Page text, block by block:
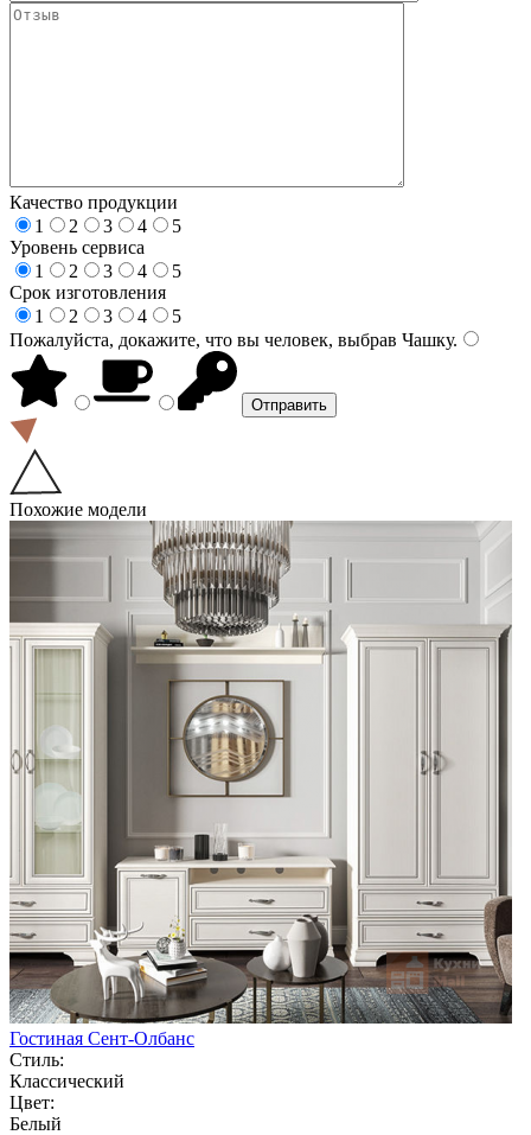
Качество продукции
1
2 3 4
5
Уровень сервиса
1
2 3 4
5
Срок изготовления
1
2 3 4
5
Пожалуйста, докажите, что вы человек, выбрав Чашку.
Похожие модели
Гостиная Сент-Олбанс
Стиль:
Классический
Цвет:
Белый